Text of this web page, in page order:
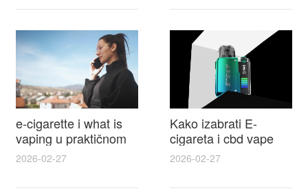
e-cigarette i what is
vaping u praktičnom
vodiču za početnike i
odgovorne korisnike
2026-02-27
Kako izabrati E-
cigareta i cbd vape
top modeli sigurnost
praktični savjeti za
kupovinu
2026-02-27